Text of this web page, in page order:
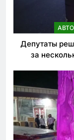
АВТО
Депутаты
за